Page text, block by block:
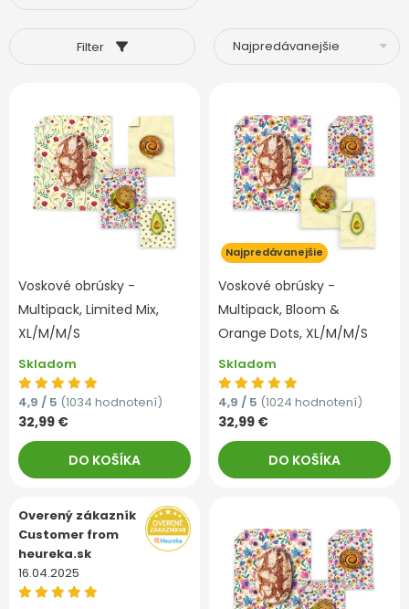
Filter
Voskové obrúsky -
Multipack, Limited Mix,
XL/M/M/S
Skladom
4,9 / 5 (1034 hodnotení)
32,99 €
DO KOŠÍKA
Najpredávanejšie
Voskové obrúsky -
Multipack, Bloom &
Orange Dots, XL/M/M/S
Skladom
4,9 / 5 (1024 hodnotení)
32,99 €
DO KOŠÍKA
Overený zákazník
Customer from
heureka.sk
16.04.2025